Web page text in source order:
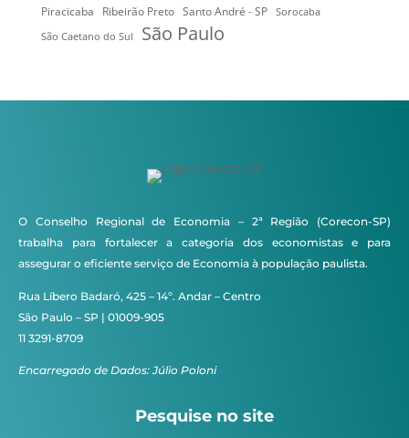
Piracicaba Ribeirão Preto Santo André - SP
Sorocaba
São Caetano do Sul
São Paulo
O Conselho Regional de Economia – 2ª Região (Corecon-SP)
trabalha para fortalecer a categoria dos economistas e para
assegurar o eficiente serviço de Economia à população paulista.
Rua Líbero Badaró, 425 – 14º. Andar – Centro
São Paulo – SP | 01009-905
11 3291-8709
Encarregado de Dados: Júlio Poloni
Pesquise no site